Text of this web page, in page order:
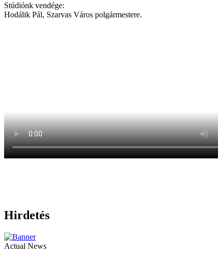
Stúdiónk vendége:
Hodálik Pál, Szarvas Város polgármestere.
Hirdetés
Actual News